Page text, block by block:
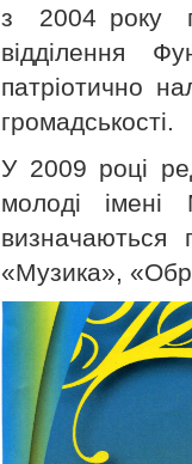
з 2004 року
відділення
патріотично
громадськості.
У 2009 році
молоді
визначаються
«Музика»,